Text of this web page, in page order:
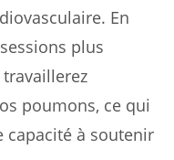
En
plus
poumons, ce qui
capacité à soutenir